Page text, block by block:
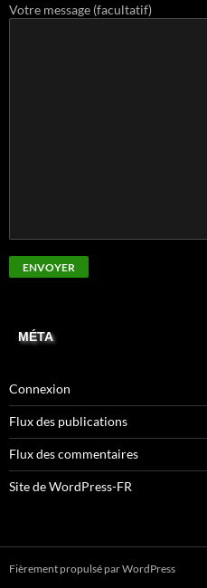
Votre message (facultatif)
MÉTA
Connexion
Flux des publications
Flux des commentaires
Site de WordPress-FR
Fièrement propulsé par WordPress